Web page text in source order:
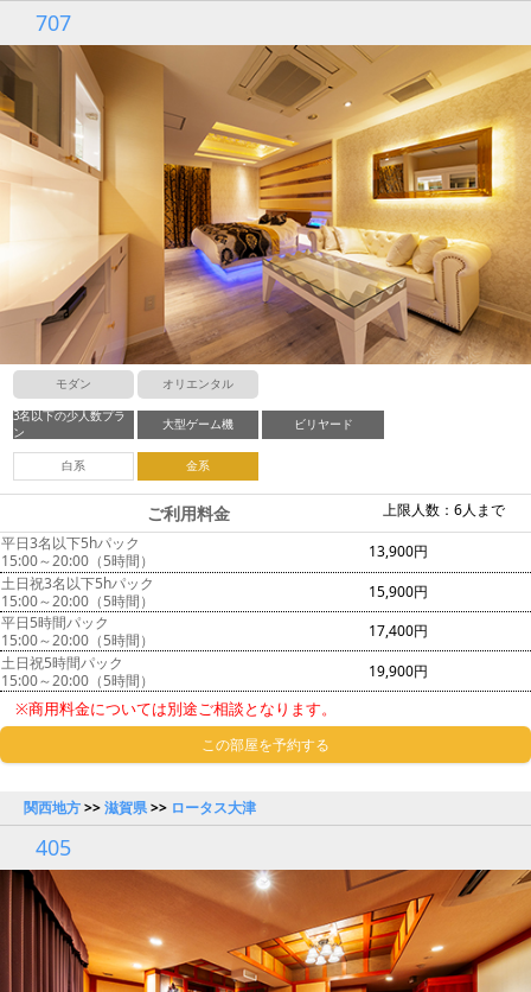
707
モダン オリエンタル
3名以下の少人数プラ
ン
大型ゲーム機 ビリヤード
白系 金系
上限人数：6人まで
ご利用料金
平日3名以下5hパック
15:00～20:00（5時間）
13,900円
土日祝3名以下5hパック
15:00～20:00（5時間）
15,900円
平日5時間パック
15:00～20:00（5時間）
17,400円
土日祝5時間パック
15:00～20:00（5時間）
19,900円
※商用料金については別途ご相談となります。
この部屋を予約する
関西地方>>滋賀県>> ロータス大津
405